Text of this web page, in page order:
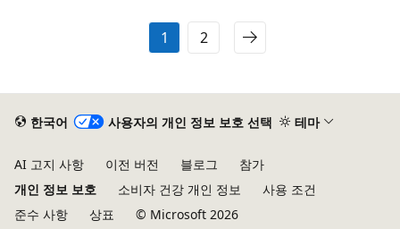
1 2
한국어 사용자의 개인 정보 보호 선택 테마
AI 고지 사항 이전 버전 블로그
참가
개인 정보 보호
소비자 건강 개인 정보
사용 조건
준수 사항
상표 © Microsoft 2026